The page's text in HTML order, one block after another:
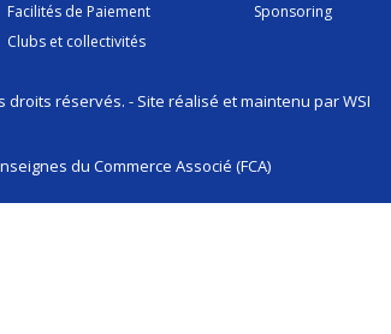
Facilités de Paiement
Clubs et collectivités
Sponsoring
droits réservés. - Site réalisé et maintenu parWSI
du Commerce Associé (FCA)